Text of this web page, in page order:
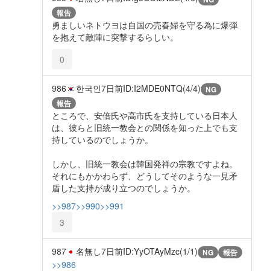
報告
勇ましいネトウヨは自国の売春婦を守る為に爆弾
を抱えて敵陣に突撃するらしい。
0
986 한국인7日前ID:I2MDE0NTQ(4/4) NG
報告
ところで、安倍氏や高市氏を支持している日本人
は、彼らと旧統一教会との関係を知った上でも支
持しているのでしょうか。
しかし、旧統一教会は韓国発祥の宗教ですよね。
それにもかかわらず、どうしてそのような一見矛
盾した支持が成り立つのでしょうか。
>>987>>990>>991
3
987 名無し7日前ID:YyOTAyMzc(1/1) NG 報告
>>986